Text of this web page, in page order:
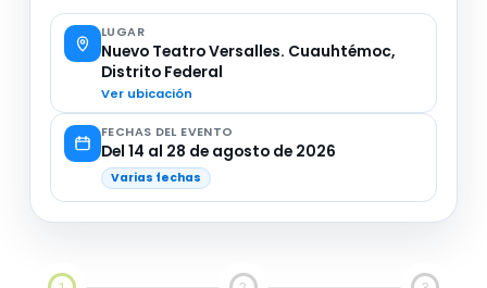
LUGAR
Nuevo Teatro Versalles. Cuauhtémoc,
Distrito Federal
Ver ubicación
FECHAS DEL EVENTO
Del 14 al 28 de agosto de 2026
Varias fechas